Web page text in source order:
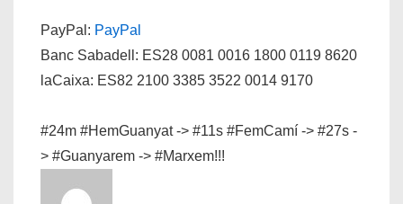
PayPal: PayPal
Banc Sabadell: ES28 0081 0016 1800 0119 8620
laCaixa: ES82 2100 3385 3522 0014 9170
#24m #HemGuanyat -> #11s #FemCamí -> #27s -
> #Guanyarem -> #Marxem!!!